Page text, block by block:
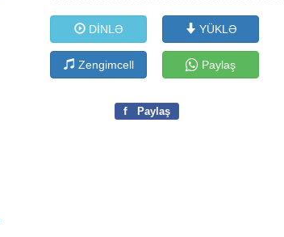
DİNLƏ YÜKLƏ
Zengimcell Paylaş
f Paylaş